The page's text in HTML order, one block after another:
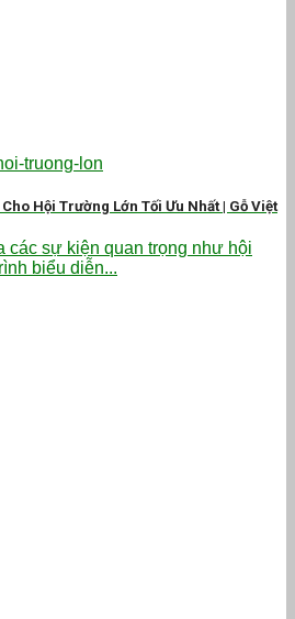
Hội Trường Lớn Tối Ưu Nhất | Gỗ Việt
các sự kiện quan trọng như hội
biểu diễn...